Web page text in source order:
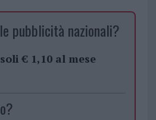
pubblicità nazionali?
soli € 1,10 al mese